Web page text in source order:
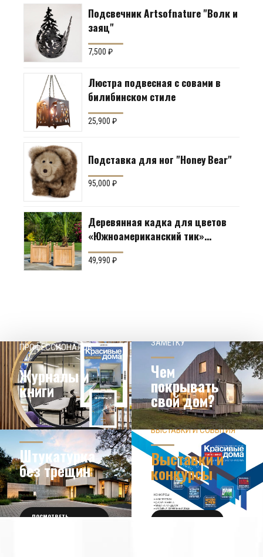
Подсвечник Artsofnature "Волк и
заяц"
7,500₽
Люстра подвесная с совами в
билибинском стиле
25,900₽
Подставка для ног "Honey Bear"
95,000₽
Деревянная кадка для цветов
«Южноамериканский тик»
Производство: Англия
49,990₽
ПРОФЕССИОНАЛОВ
Журналы и
книги
НОВОСТИ ИЗ МИРА
ДИЗАЙНА
ЗАМЕТКУ
Чем
покрывать
свой дом?
УЗНАТЬ БОЛЬШЕ
ЗНАЕТЕ ЛИ ВЫ?
Штукатурка
без трещин
ПОСМОТРЕТЬ
ВЫСТАВКИ И СОБЫТИЯ
Выставки и
конкурсы
ПОЛУЧИТЬ БИЛЕТ